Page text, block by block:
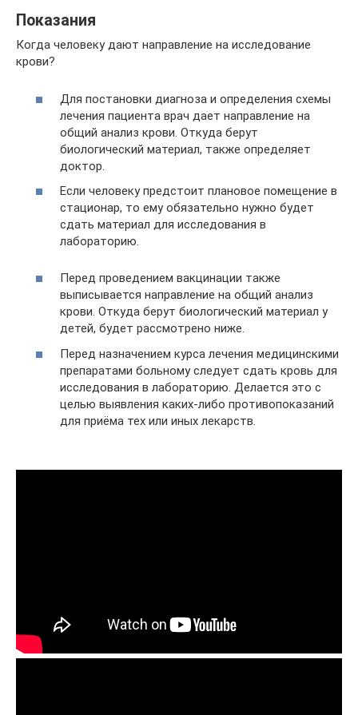
Показания
Когда человеку дают направление на исследование
крови?
Для постановки диагноза и определения схемы
лечения пациента врач дает направление на
общий анализ крови. Откуда берут
биологический материал, также определяет
доктор.
Если человеку предстоит плановое помещение в
стационар, то ему обязательно нужно будет
сдать материал для исследования в
лабораторию.
Перед проведением вакцинации также
выписывается направление на общий анализ
крови. Откуда берут биологический материал у
детей, будет рассмотрено ниже.
Перед назначением курса лечения медицинскими
препаратами больному следует сдать кровь для
исследования в лабораторию. Делается это с
целью выявления каких-либо противопоказаний
для приёма тех или иных лекарств.